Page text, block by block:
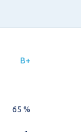
B+
65 %